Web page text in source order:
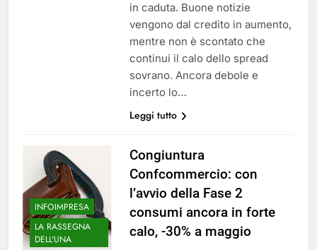
in caduta. Buone notizie
vengono dal credito in aumento,
mentre non è scontato che
continui il calo dello spread
sovrano. Ancora debole e
incerto lo…
Leggi tutto
INFOIMPRESA
LA RASSEGNA
DELL'UNA
Congiuntura
Confcommercio: con
l’avvio della Fase 2
consumi ancora in forte
calo, -30% a maggio